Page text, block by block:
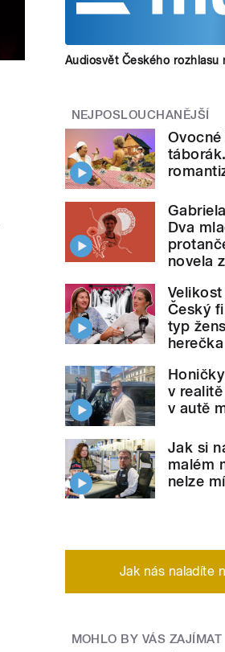
Audiosvět Českého rozhlasu
NEJPOSLOUCHANĚJŠÍ
Dva
novela
Český
typ
v
v autě
Jak si
malém
nelze
Jak nás naladíte
MOHLO BY VÁS ZAJÍMAT